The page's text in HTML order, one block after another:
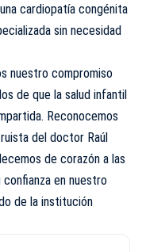
cardiopatía congénita
sin necesidad
nuestro compromiso
de que la salud infantil
Reconocemos
del doctor Raúl
de corazón a las
confianza en nuestro
de la institución